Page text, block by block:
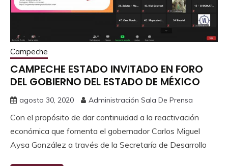
Campeche
CAMPECHE ESTADO INVITADO EN FORO
DEL GOBIERNO DEL ESTADO DE MÉXICO
agosto 30, 2020 Administración Sala De Prensa
Con el propósito de dar continuidad a la reactivación
económica que fomenta el gobernador Carlos Miguel
Aysa González a través de la Secretaría de Desarrollo